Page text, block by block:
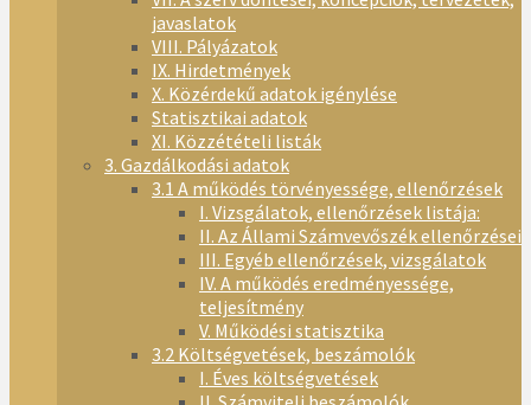
javaslatok
VIII. Pályázatok
IX. Hirdetmények
X. Közérdekű adatok igénylése
Statisztikai adatok
XI. Közzétételi listák
3. Gazdálkodási adatok
3.1 A működés törvényessége, ellenőrzések
I. Vizsgálatok, ellenőrzések listája:
II. Az Állami Számvevőszék ellenőrzései
III. Egyéb ellenőrzések, vizsgálatok
IV. A működés eredményessége,
teljesítmény
V. Működési statisztika
3.2 Költségvetések, beszámolók
I. Éves költségvetések